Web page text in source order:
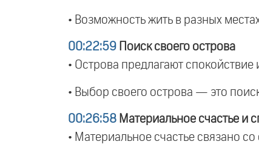
• Возможность жить в разных
00:22:59 Поиск своего острова
• Острова предлагают спокойствие
• Выбор своего острова — это
00:26:58 Материальное счастье и
• Материальное счастье связано